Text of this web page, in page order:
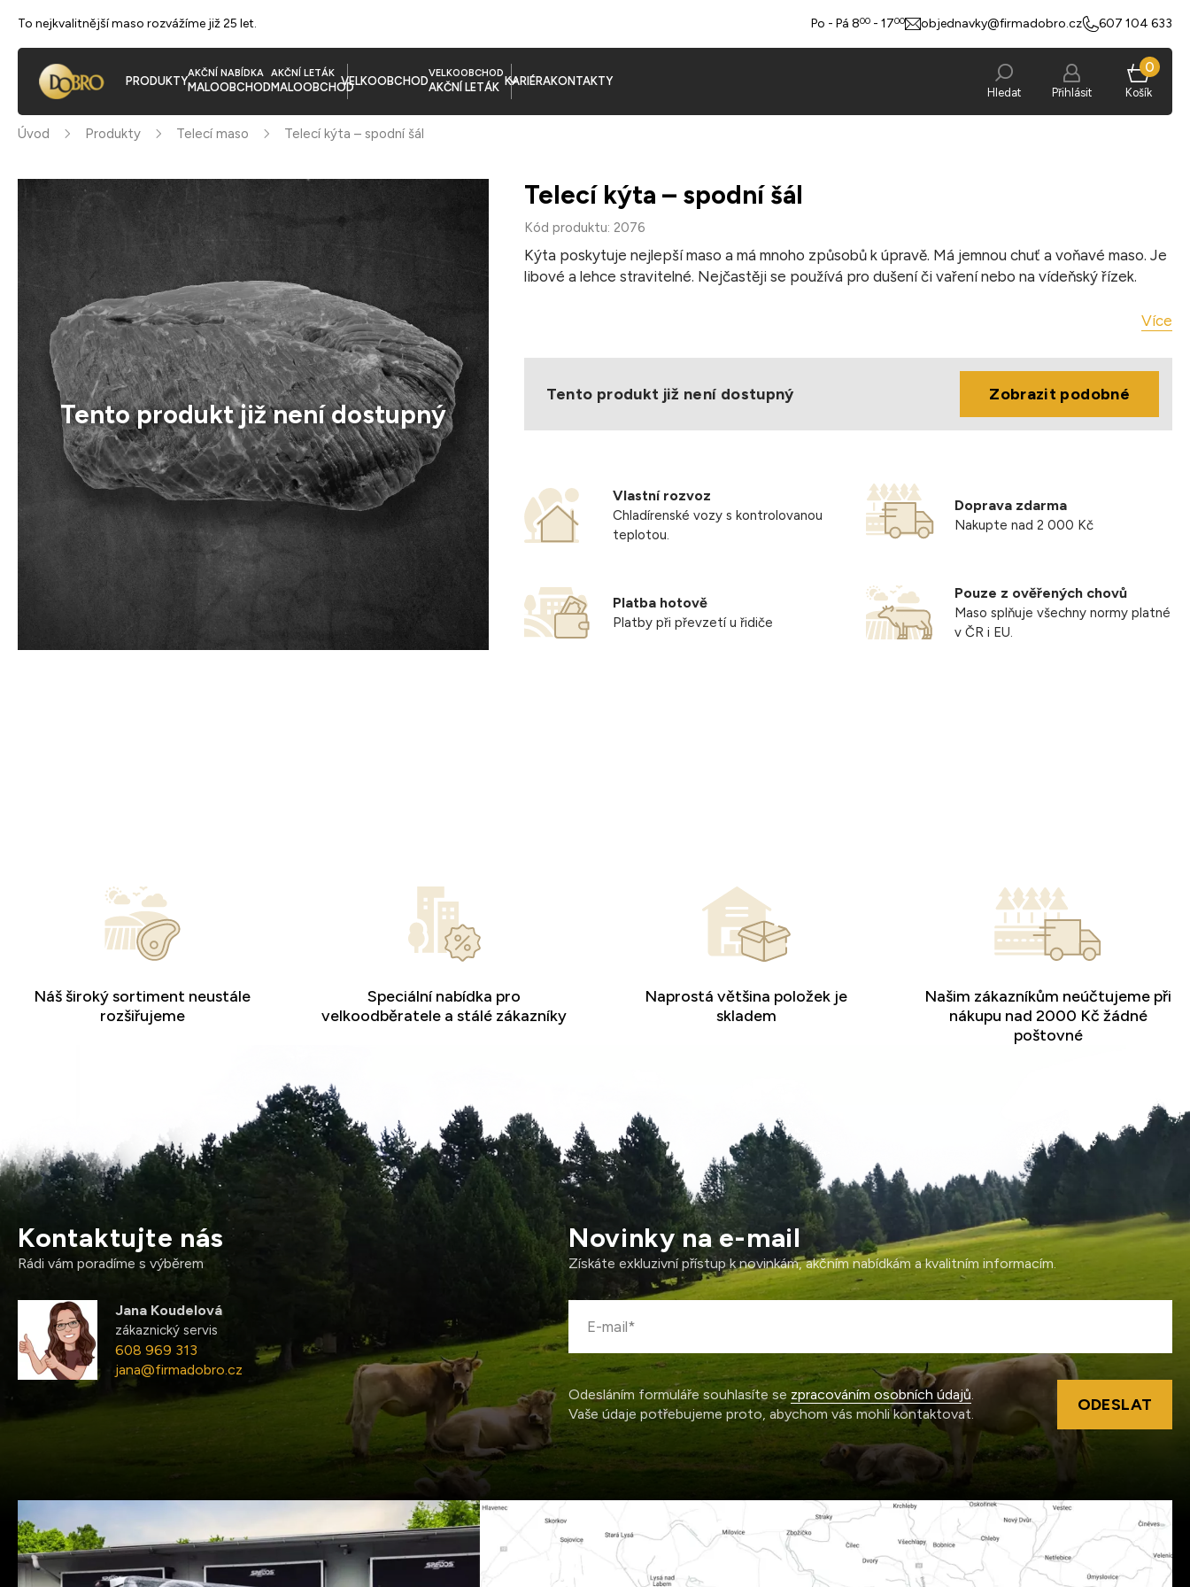
To nejkvalitnější maso rozvážíme již 25 let. Po - Pá 800 - 1700 objednavky@firmadobro.cz 607 104 633
PRODUKTY
AKČNÍ NABÍDKA
MALOOBCHOD
AKČNÍ LETÁK
MALOOBCHODVELKOOBCHOD
VELKOOBCHOD
AKČNÍ LETÁK KARIÉRAKONTAKTY
Hledat
Přihlásit
0
Košík
Úvod Produkty Telecí maso Telecí kýta – spodní šál
Tento produkt již není dostupný
Telecí kýta – spodní šál
Kód produktu: 2076
Kýta poskytuje nejlepší maso a má mnoho způsobů k úpravě. Má jemnou chuť a voňavé maso. Je
libové a lehce stravitelné. Nejčastěji se používá pro dušení či vaření nebo na vídeňský řízek.
Balení: chlazené, jednotlivě balené po 1 ks, vakuované
Skladování: Uchovávejte při teplotě 0–4 °C
Více
Tento produkt již není dostupný Zobrazit podobné
Vlastní rozvoz
Chladírenské vozy s kontrolovanou
teplotou.
Doprava zdarma
Nakupte nad 2 000 Kč
Platba hotově
Platby při převzetí u řidiče
Pouze z ověřených chovů
Maso splňuje všechny normy platné
v ČR i EU.
Náš široký sortiment neustále
rozšiřujeme
Speciální nabídka pro
velkoodběratele a stálé zákazníky
Naprostá většina položek je
skladem
Našim zákazníkům neúčtujeme při
nákupu nad 2000 Kč žádné
poštovné
Kontaktujte nás
Rádi vám poradíme s výběrem
Jana Koudelová
zákaznický servis
608 969 313
jana@firmadobro.cz
Novinky na e-mail
Získáte exkluzivní přístup k novinkám, akčním nabídkám a kvalitním informacím.
Odesláním formuláře souhlasíte se zpracováním osobních údajů
Vaše údaje potřebujeme proto, abychom vás mohli kontaktovat.
ODESLAT